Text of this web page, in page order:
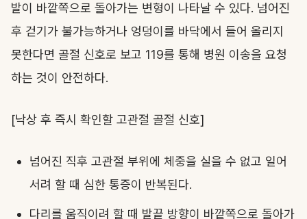
발이 바깥쪽으로 돌아가는 변형이 나타날 수 있다. 넘어진
후 걷기가 불가능하거나 엉덩이를 바닥에서 들어 올리지
못한다면 골절 신호로 보고 119를 통해 병원 이송을 요청
하는 것이 안전하다.
[낙상 후 즉시 확인할 고관절 골절 신호]
넘어진 직후 고관절 부위에 체중을 실을 수 없고 일어
서려 할 때 심한 통증이 반복된다.
다리를 움직이려 할 때 발끝 방향이 바깥쪽으로 돌아가